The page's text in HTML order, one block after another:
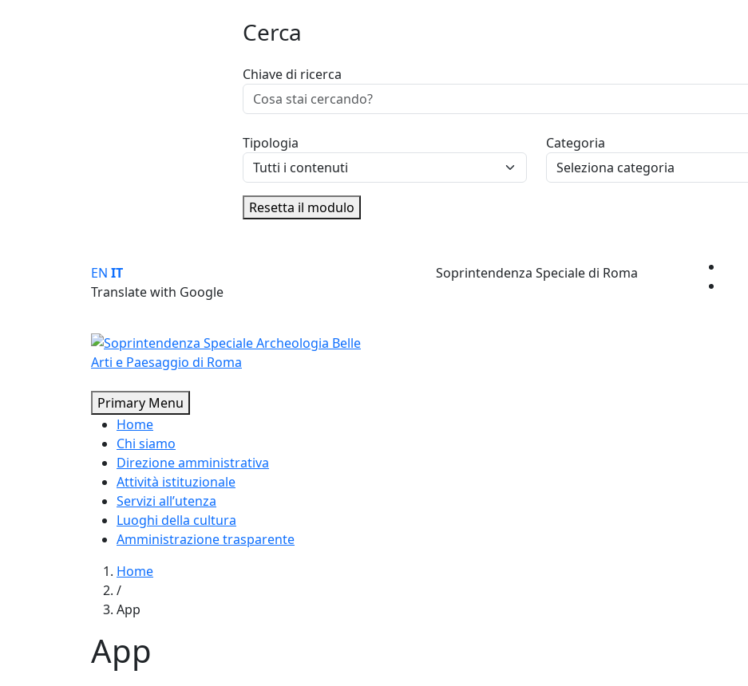
Cerca
Chiave di ricerca
Tipologia Categoria
Resetta il modulo
EN IT
Translate with Google
Soprintendenza Speciale di Roma
Primary Menu
Home
Chi siamo
Direzione amministrativa
Attività istituzionale
Servizi all’utenza
Luoghi della cultura
Amministrazione trasparente
Home
/
App
App